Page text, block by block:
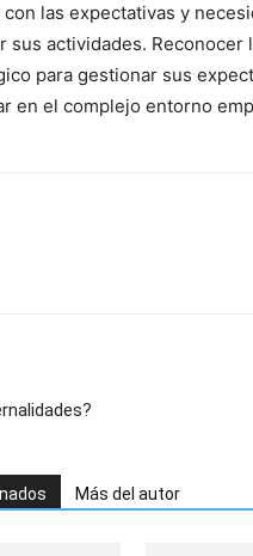
las expectativas y
sus actividades.
para gestionar sus
en el complejo entorno
Más del autor